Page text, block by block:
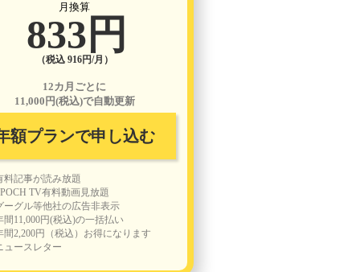
月換算
833円
（税込 916円/月）
12カ月ごとに
11,000円(税込)で自動更新
額プランで申し込む
料記事が読み放題
TV有料動画見放題
ーグル等他社の広告非表示
間11,000円(税込)の一括払い
間2,200円（税込）お得になります
ュースレター